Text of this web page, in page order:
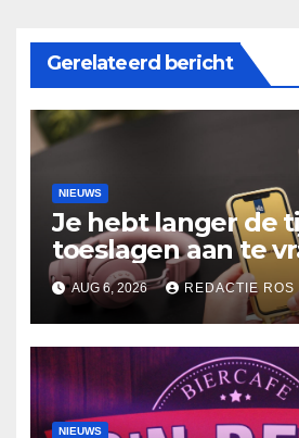
Gerelateerd bericht
NIEUWS
Je hebt langer de
toeslagen aan te
2025
AUG 6, 2026 REDACTIE ROS
NIEUWS